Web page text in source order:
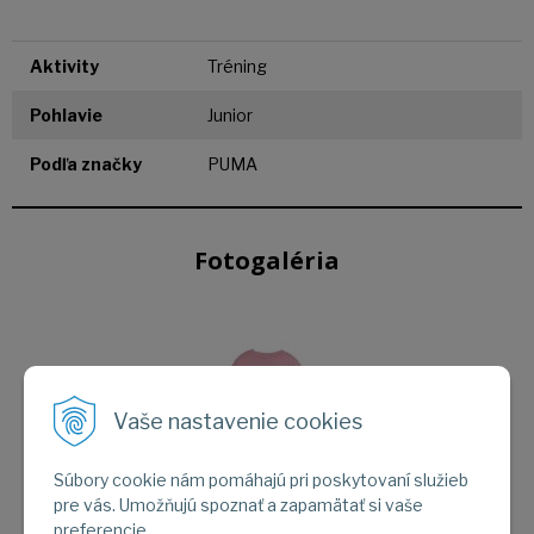
Vaše nastavenie cookies
Súbory cookie nám pomáhajú pri poskytovaní služieb
pre vás. Umožňujú spoznať a zapamätať si vaše
preferencie.
Aktivity Tréning
Pohlavie Junior
Podľa značky PUMA
Fotogaléria